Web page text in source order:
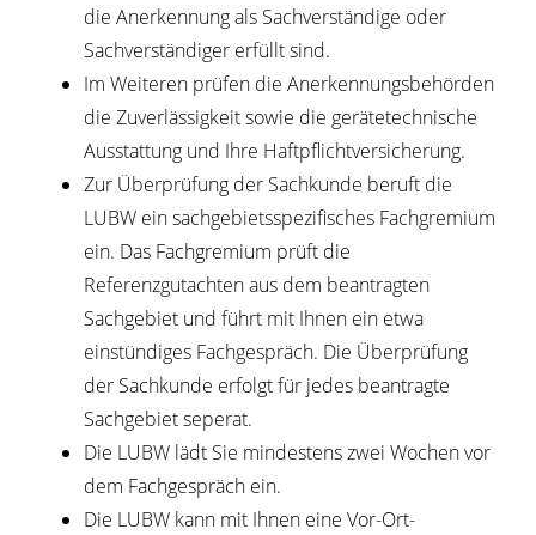
die Anerkennung als Sachverständige oder
Sachverständiger erfüllt sind.
Im Weiteren prüfen die Anerkennungsbehörden
die Zuverlässigkeit sowie die gerätetechnische
Ausstattung und Ihre Haftpflichtversicherung.
Zur Überprüfung der Sachkunde beruft die
LUBW ein sachgebietsspezifisches Fachgremium
ein. Das Fachgremium prüft die
Referenzgutachten aus dem beantragten
Sachgebiet und führt mit Ihnen ein etwa
einstündiges Fachgespräch. Die Überprüfung
der Sachkunde erfolgt für jedes beantragte
Sachgebiet seperat.
Die LUBW lädt Sie mindestens zwei Wochen vor
dem Fachgespräch ein.
Die LUBW kann mit Ihnen eine Vor-Ort-